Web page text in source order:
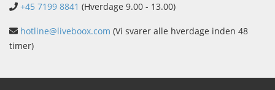
+45 7199 8841 (Hverdage 9.00 - 13.00)
hotline@liveboox.com (Vi svarer alle hverdage inden 48
timer)